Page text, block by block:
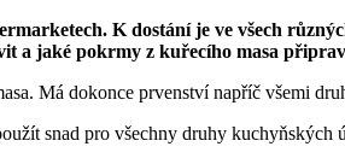
K dostání je ve všech
a jaké pokrmy z kuřecího masa
Má dokonce prvenství napříč všemi
snad pro všechny druhy